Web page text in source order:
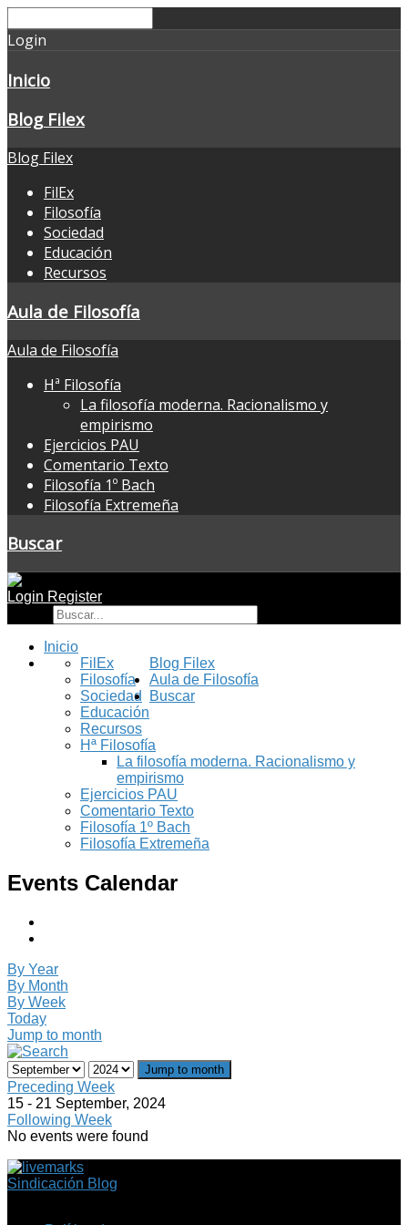
Login
Inicio
Blog Filex
Blog Filex
FilEx
Filosofía
Sociedad
Educación
Recursos
Aula de Filosofía
Aula de Filosofía
Hª Filosofía
La filosofía moderna. Racionalismo y
empirismo
Ejercicios PAU
Comentario Texto
Filosofía 1º Bach
Filosofía Extremeña
Buscar
Login Register
Inicio
Blog Filex
FilEx
Filosofía
Sociedad
Educación
Recursos
Aula de Filosofía
Hª Filosofía
La filosofía moderna. Racionalismo y
empirismo
Ejercicios PAU
Comentario Texto
Filosofía 1º Bach
Filosofía Extremeña
Buscar
Events Calendar
By Year
By Month
By Week
Today
Jump to month
Jump to month
Preceding Week
15 - 21 September, 2024
Following Week
No events were found
Sindicación Blog